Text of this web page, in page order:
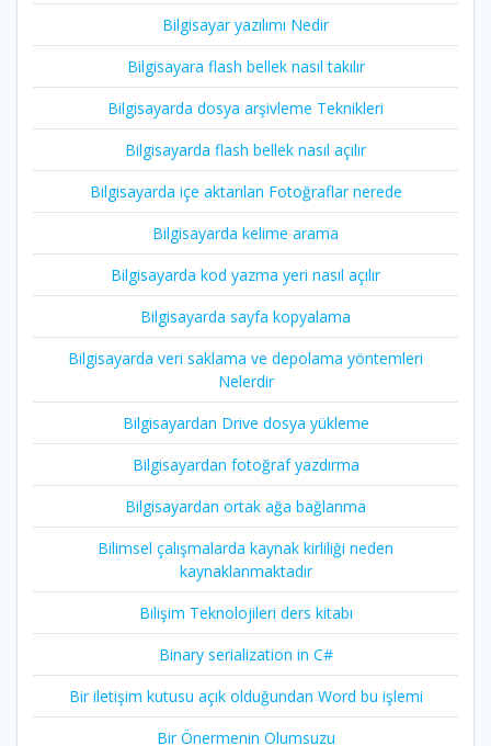
Bilgisayar yazılımı Nedir
Bilgisayara flash bellek nasıl takılır
Bilgisayarda dosya arşivleme Teknikleri
Bilgisayarda flash bellek nasıl açılır
Bilgisayarda içe aktarılan Fotoğraflar nerede
Bilgisayarda kelime arama
Bilgisayarda kod yazma yeri nasıl açılır
Bilgisayarda sayfa kopyalama
Bilgisayarda veri saklama ve depolama yöntemleri
Nelerdir
Bilgisayardan Drive dosya yükleme
Bilgisayardan fotoğraf yazdırma
Bilgisayardan ortak ağa bağlanma
Bilimsel çalışmalarda kaynak kirliliği neden
kaynaklanmaktadır
Bilişim Teknolojileri ders kitabı
Binary serialization in C#
Bir iletişim kutusu açık olduğundan Word bu işlemi
Bir Önermenin Olumsuzu